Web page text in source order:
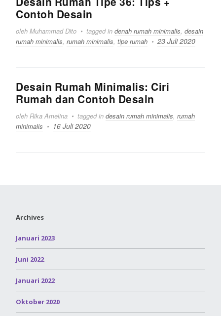
Contoh Desain
oleh Muhammad Dito tagged in denah rumah minimalis, desain
rumah minimalis, rumah minimalis, tipe rumah 23 Juli 2020
Desain Rumah Minimalis: Ciri
Rumah dan Contoh Desain
oleh Rika Amelina tagged in desain rumah minimalis, rumah
minimalis
16 Juli 2020
Archives
Januari 2023
Juni 2022
Januari 2022
Oktober 2020